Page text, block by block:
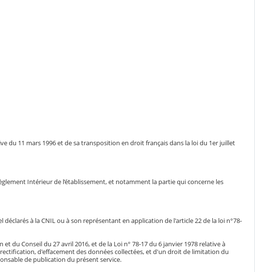
du 11 mars 1996 et de sa transposition en droit français dans la loi du 1er juillet
Intérieur de l’établissement, et notamment la partie qui concerne les
à la CNIL ou à son représentant en application de l'article 22 de la loi n°78-
du Conseil du 27 avril 2016, et de la Loi n° 78-17 du 6 janvier 1978 relative à
d'effacement des données collectées, et d'un droit de limitation du
de publication du présent service.